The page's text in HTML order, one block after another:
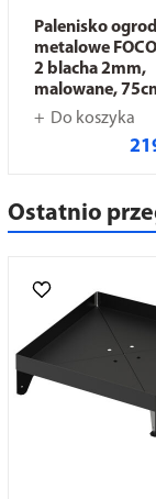
Palenisko
metalowe
2 blacha 2mm,
malowane,
Do koszyka
Ostatnio